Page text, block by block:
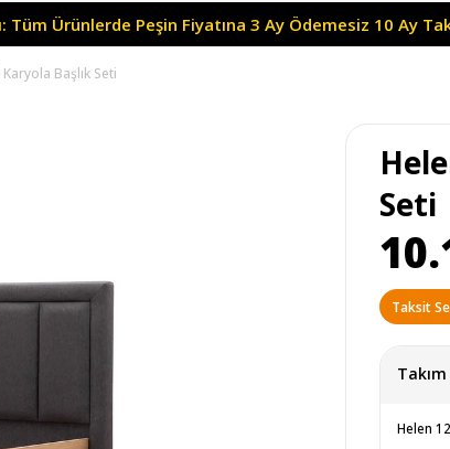
Tüm Ürünlerde Peşin Fiyatına 3 Ay Ödemesiz 10 Ay
Başlık Seti
Seti
Taksit
Helen